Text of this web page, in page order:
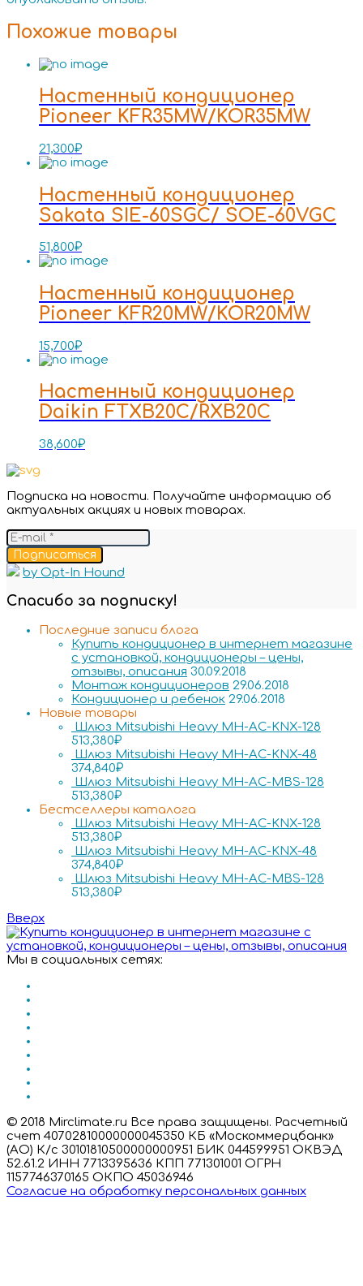
Похожие товары
Настенный кондиционер
Pioneer KFR35MW/KOR35MW
21,300₽
Настенный кондиционер
Sakata SIE-60SGC/ SOE-60VGC
51,800₽
Настенный кондиционер
Pioneer KFR20MW/KOR20MW
15,700₽
Настенный кондиционер
Daikin FTXB20C/RXB20C
38,600₽
Подписка на новости. Получайте информацию об
актуальных акциях и новых товарах.
Подписаться
by Opt-In Hound
Спасибо за подписку!
Последние записи блога
Купить кондиционер в интернет магазине
с установкой, кондиционеры – цены,
отзывы, описания 30.09.2018
Монтаж кондиционеров 29.06.2018
Кондиционер и ребенок 29.06.2018
Новые товары
Шлюз Mitsubishi Heavy MH-AC-KNX-128
513,380₽
Шлюз Mitsubishi Heavy MH-AC-KNX-48
374,840₽
Шлюз Mitsubishi Heavy MH-AC-MBS-128
513,380₽
Бестселлеры каталога
Шлюз Mitsubishi Heavy MH-AC-KNX-128
513,380₽
Шлюз Mitsubishi Heavy MH-AC-KNX-48
374,840₽
Шлюз Mitsubishi Heavy MH-AC-MBS-128
513,380₽
Вверх
Мы в социальных сетях:
© 2018 Mirclimate.ru Все права защищены. Расчетный
счет 40702810000000045350 КБ «Москоммерцбанк»
(АО) К/с 30101810500000000951 БИК 044599951 ОКВЭД
52.61.2 ИНН 7713395636 КПП 771301001 ОГРН
1157746370165 ОКПО 45036946
Согласие на обработку персональных данных